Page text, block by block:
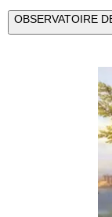
OBSERVATOIRE